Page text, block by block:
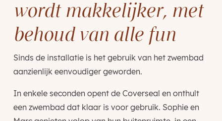
wordt makkelijker, met
behoud van alle fun
Sinds de installatie is het gebruik van het zwembad
aanzienlijk eenvoudiger geworden.
In enkele seconden opent de Coverseal en onthult
een zwembad dat klaar is voor gebruik. Sophie en